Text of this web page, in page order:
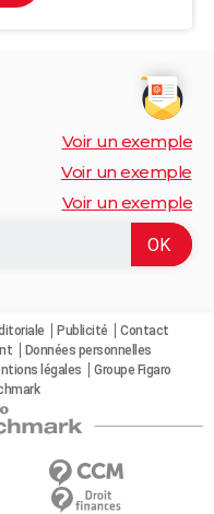
Voir un exemple
Voir un exemple
Voir un exemple
Publicité
Contact
Données personnelles
légales
Groupe Figaro